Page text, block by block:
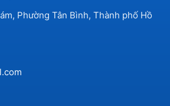
Phường Tân Bình, Thành phố Hồ